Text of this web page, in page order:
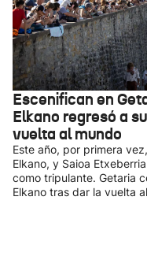
Escenifican en
Elkano regresó a
vuelta al mundo
Este año, por primera
Elkano, y Saioa
como tripulante. Getaria
Elkano tras dar la vuelta